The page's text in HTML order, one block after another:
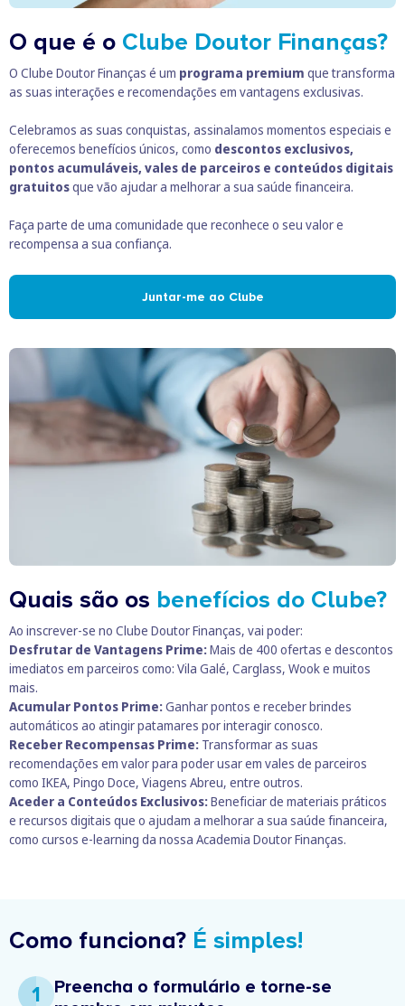
O que é o Clube Doutor Finanças?
O Clube Doutor Finanças é um programa premium que transforma
as suas interações e recomendações em vantagens exclusivas.
Celebramos as suas conquistas, assinalamos momentos especiais e
oferecemos benefícios únicos, como descontos exclusivos,
pontos acumuláveis, vales de parceiros e conteúdos digitais
gratuitosque vão ajudar a melhorar a sua saúde financeira.
Faça parte de uma comunidade que reconhece o seu valor e
recompensa a sua confiança.
Juntar-me ao Clube
Quais são os benefícios do Clube?
Ao inscrever-se no Clube Doutor Finanças, vai poder:
Desfrutar de Vantagens Prime:Mais de 400 ofertas e descontos
imediatos em parceiros como: Vila Galé, Carglass, Wook e muitos
mais.
Acumular Pontos Prime:Ganhar pontos e receber brindes
automáticos ao atingir patamares por interagir conosco.
Receber Recompensas Prime: Transformar as suas
recomendações em valor para poder usar em vales de parceiros
como IKEA, Pingo Doce, Viagens Abreu, entre outros.
Aceder a Conteúdos Exclusivos:Beneficiar de materiais práticos
e recursos digitais que o ajudam a melhorar a sua saúde financeira,
como cursos e-learning da nossa Academia Doutor Finanças.
Como funciona? É simples!
1
Preencha o formulário e torne-se